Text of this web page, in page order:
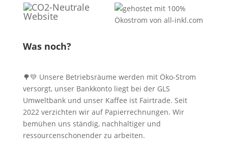
Was noch?
🌳💚 Unsere Betriebsräume werden mit Öko-Strom
versorgt, unser Bankkonto liegt bei der GLS
Umweltbank und unser Kaffee ist Fairtrade. Seit
2022 verzichten wir auf Papierrechnungen. Wir
bemühen uns ständig, nachhaltiger und
ressourcenschonender zu arbeiten.